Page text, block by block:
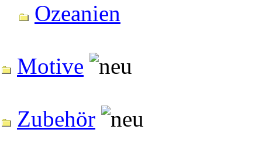
Ozeanien
Motive
Zubehör